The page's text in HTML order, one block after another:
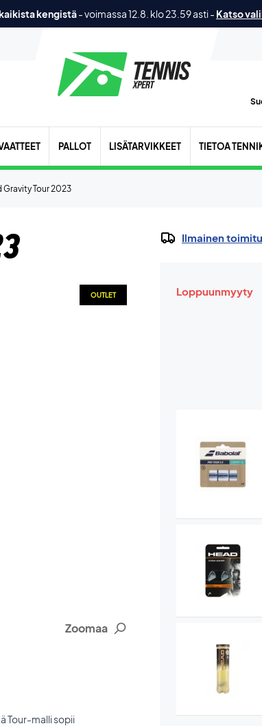
kengistä-voimassa 12.8. klo 23.59 asti- Katso
PALLOT LISÄTARVIKKEET TIETOA
Gravity Tour 2023
Zoomaa
OUTLET
Tour-malli sopii
Ilmainen
Loppuunmyyty